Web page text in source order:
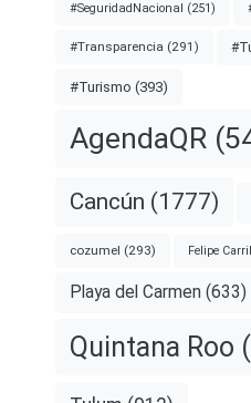
#SeguridadNacional (251)
#Transparencia (291)
#Turismo (393)
AgendaQR
Cancún (1777)
cozumel (293) Felipe
Playa del Carmen (633)
Quintana Roo